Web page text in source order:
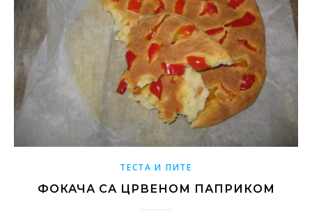
ТЕСТА И ПИТЕ
ФОКАЧА СА ЦРВЕНОМ ПАПРИКОМ